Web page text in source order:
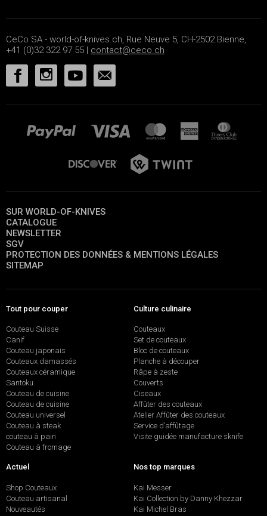
CeCo SA - world-of-knives.ch, Rue Neuve 5, CH-2502 Bienne,
+41 (0)32 322 97 55 | contact@ceco.ch
SUR WORLD-OF-KNIVES
CATALOGUE
NEWSLETTER
SGV
PROTECTION DES DONNÉES & MENTIONS LÉGALES
SITEMAP
Tout pour couper
Couteau Suisse
Canif
Couteau japonais
Couteaux damassés
Couteaux céramique
Santoku
Couteau de cuisine
Couteau de cuisine
Couteau universel
Couteau à steak
couteau à pain
Couteau à fromage
Culture culinaire
Couteaux
Set de couteaux
Bloc de couteaux
Planche à découper
Râpe à zeste
Couverts
Ciseaux
Affûter des couteaux
Atelier Affûter des couteaux
Service d’affûtage
Visite guidée manufacture sknife
Actuel
Shop Couteaux
Couteau artisanal
Nouveautés
Nos top marques
Kai Messer
Kai Collection by Danny Khezzar
Kai Michel Bras